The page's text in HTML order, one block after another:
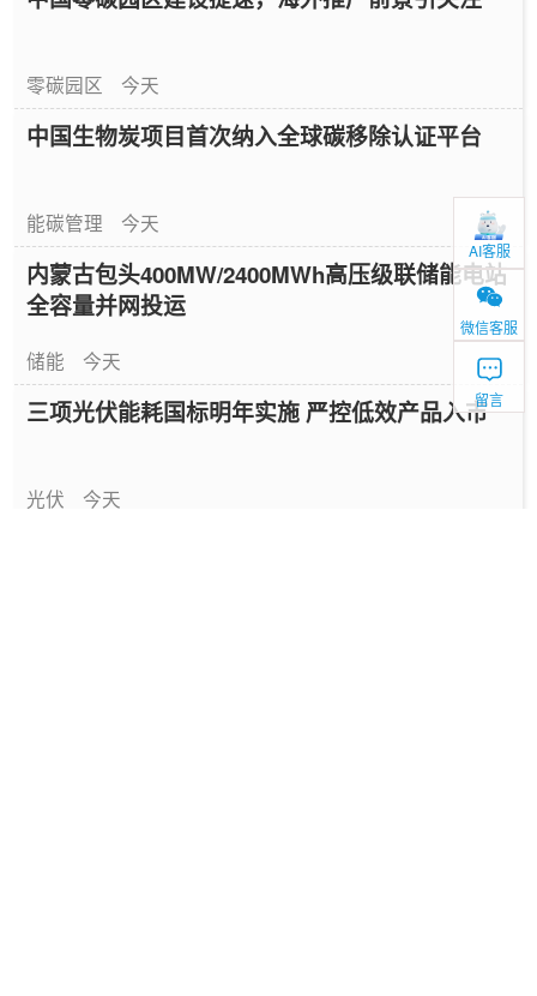
零碳园区 今天
中国生物炭项目首次纳入全球碳移除认证平台
能碳管理 今天
内蒙古包头400MW/2400MWh高压级联储能电站
全容量并网投运
储能 今天
三项光伏能耗国标明年实施 严控低效产品入市
光伏 今天
AI客服
微信客服
留言